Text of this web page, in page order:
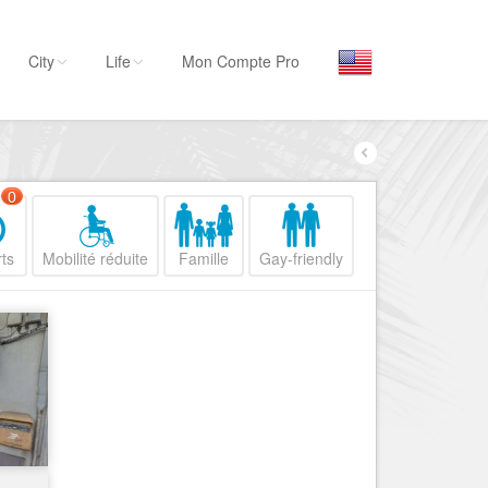
Hôtels, ...
Visiter
City Life Mon Compte Pro
0
Mobilité réduite Famille Gay-friendly